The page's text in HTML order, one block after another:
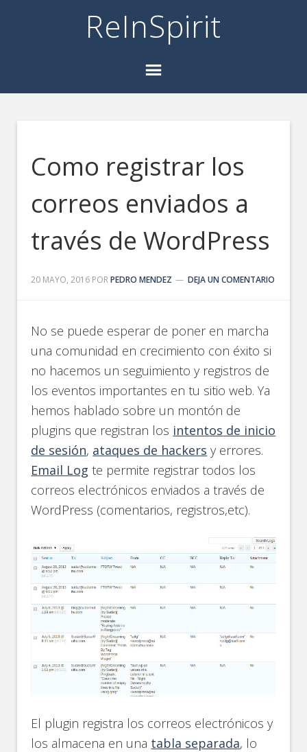
ReInSpirit
Como registrar los
correos enviados a
través de WordPress
20 MAYO, 2016 PORPEDRO MENDEZ DEJA UN COMENTARIO
No se puede esperar de poner en marcha
una comunidad en crecimiento con éxito si
no hacemos un seguimiento y registros de
los eventos importantes en tu sitio web. Ya
hemos hablado sobre un montón de
plugins que registran los intentos de inicio
de sesión, ataques de hackers y errores.
Email Log te permite registrar todos los
correos electrónicos enviados a través de
WordPress (comentarios, registros,etc).
El plugin registra los correos electrónicos y
los almacena en una tabla separada, lo